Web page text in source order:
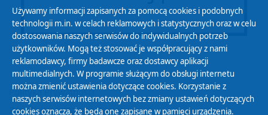
Polityka Prywatności
Zasady korzystania z Serwisu
Używamy informacji zapisanych za pomocą cookies i podobnych
technologii m.in. w celach reklamowych i statystycznych oraz w celu
dostosowania naszych serwisów do indywidualnych potrzeb
użytkowników. Mogą też stosować je współpracujący z nami
reklamodawcy, firmy badawcze oraz dostawcy aplikacji
multimedialnych. W programie służącym do obsługi internetu
można zmienić ustawienia dotyczące cookies. Korzystanie z
naszych serwisów internetowych bez zmiany ustawień dotyczących
cookies oznacza, że będą one zapisane w pamięci urządzenia.